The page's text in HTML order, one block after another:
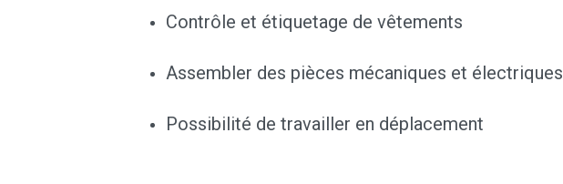
Contrôle et étiquetage de vêtements
Assembler des pièces mécaniques et électriques
Possibilité de travailler en déplacement